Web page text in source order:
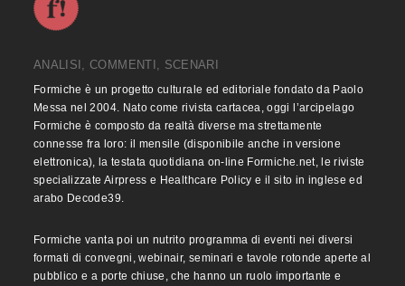
ANALISI, COMMENTI, SCENARI
Formiche è un progetto culturale ed editoriale fondato da Paolo
Messa nel 2004. Nato come rivista cartacea, oggi l’arcipelago
Formiche è composto da realtà diverse ma strettamente
connesse fra loro: il mensile (disponibile anche in versione
elettronica), la testata quotidiana on-line Formiche.net, le riviste
specializzate Airpress e Healthcare Policy e il sito in inglese ed
arabo Decode39.
Formiche vanta poi un nutrito programma di eventi nei diversi
formati di convegni, webinair, seminari e tavole rotonde aperte al
pubblico e a porte chiuse, che hanno un ruolo importante e